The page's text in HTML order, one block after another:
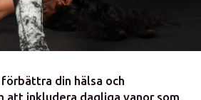
din hälsa och
att inkludera dagliga vanor som